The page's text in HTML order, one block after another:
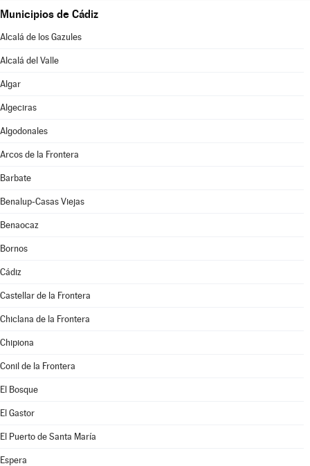
Municipios de Cádiz
Alcalá de los Gazules
Alcalá del Valle
Algar
Algeciras
Algodonales
Arcos de la Frontera
Barbate
Benalup-Casas Viejas
Benaocaz
Bornos
Cádiz
Castellar de la Frontera
Chiclana de la Frontera
Chipiona
Conil de la Frontera
El Bosque
El Gastor
El Puerto de Santa María
Espera